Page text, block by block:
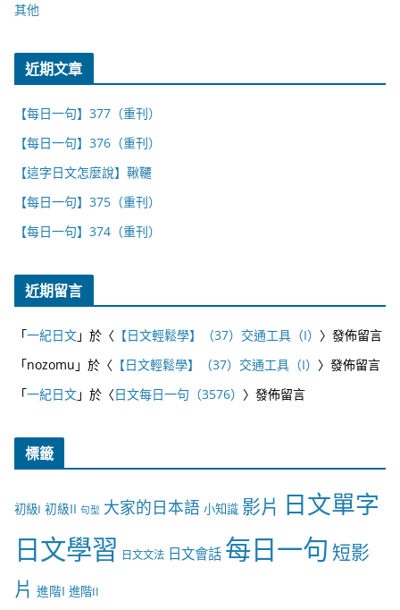
其他
近期文章
【每日一句】377（重刊）
【每日一句】376（重刊）
【這字日文怎麼說】鞦韆
【每日一句】375（重刊）
【每日一句】374（重刊）
近期留言
「一紀日文」於〈 【日文輕鬆學】（37）交通工具（I） 〉發佈留言
「nozomu 」於〈 【日文輕鬆學】（37）交通工具（I） 〉發佈留言
「一紀日文」於〈日文每日一句（3576） 〉發佈留言
標籤
初級I 初級II 句型 大家的日本語 小知識 影片 日文單字
日文學習 日文文法 日文會話 每日一句 短影
片 進階I 進階II